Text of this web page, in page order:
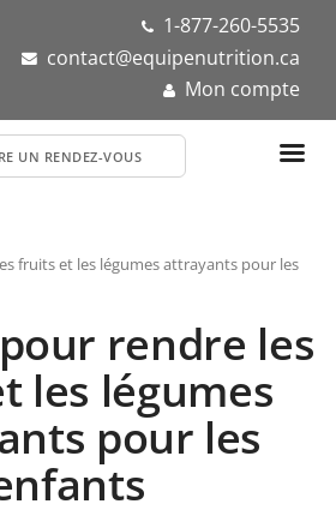
1-877-260-5535
contact@equipenutrition.ca
Mon compte
UN RENDEZ-VOUS
fruits et les légumes attrayants pour les
rendre les
les légumes
pour les